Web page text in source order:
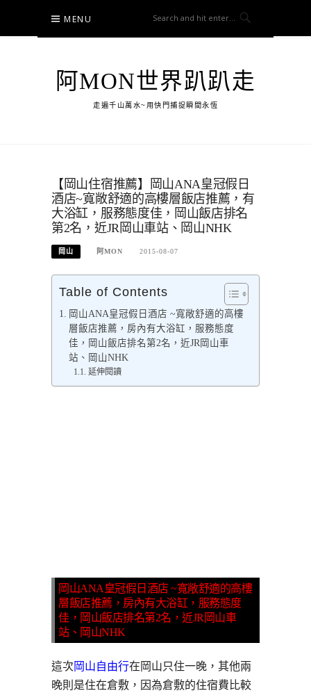
content
MENU
阿MON世界趴趴走
走遍千山萬水~用快門捕捉瞬間永恆
【岡山住宿推薦】岡山ANA皇冠假日
酒店~寬敞舒適的高樓層飯店推薦，有
大浴缸，服務態度佳，岡山飯店排名
第2名，近JR岡山車站、岡山NHK
岡山 阿MON 2015-08-07
Table of Contents
岡山ANA皇冠假日酒店 ~寬敞舒適的高樓
層飯店推薦，房內有大浴缸，服務態度
佳，岡山飯店排名第2名，近JR岡山車
站、岡山NHK
延伸閱讀
岡山ANA皇冠假日酒店 ~寬敞舒適的高樓
層飯店推薦，房內有大浴缸，服務態度
佳，岡山飯店排名第2名，近JR岡山車
站、岡山NHK
這次 岡山自由行在岡山只住一晚，其他兩
晚則是住在倉敷，因為倉敷的住宿費比較